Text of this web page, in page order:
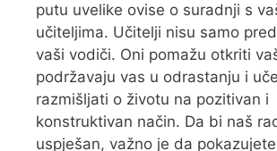
putu uvelike ovise o suradnji s
učiteljima. Učitelji nisu samo
vaši vodiči. Oni pomažu otkriti
podržavaju vas u odrastanju i
razmišljati o životu na pozitivan i
konstruktivan način. Da bi naš
uspješan, važno je da